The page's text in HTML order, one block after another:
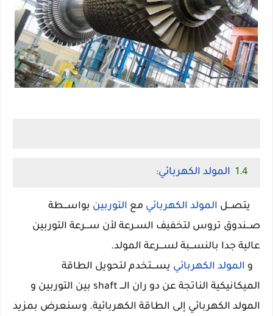
1.4 المولد الكهربائي:
يتصـــل المولد الكهربائي مع التوربين بواســـطة
صـــندوق تروس لتخفيف السـرعة لأن ســـرعة التوربين
عالية جدا بالنســـبة لســـرعة المولد.
و المولد الكهربائي يســـتخدم لتحويل الطاقة
الميكانيكية الناتجة عن دو ران الـــ shaft بين التوربين و
المولد الكهربائي إلى الطاقة الكهربائية. وسنعرض بمزيد